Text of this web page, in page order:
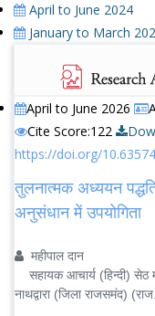
April to June 2024
January to March
April to June 2026
Cite Score:122
https://doi.org/
तुलनात्मक अध्ययन
अनुसंधान में उपयोगिता
महीपाल दान
सहायक आचार्य (हिन्दी) सेठ
नाथद्वारा (जिला राजसमंद)